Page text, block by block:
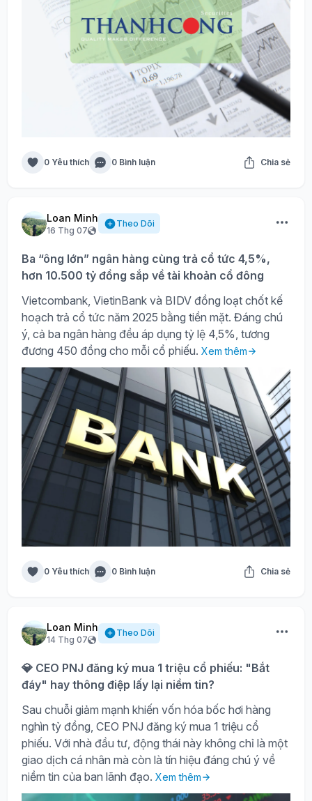
0 Yêu thích 0 Bình luận Chia sẻ
Loan Minh
16 Thg 07
Theo Dõi
Ba “ông lớn” ngân hàng cùng trả cổ tức 4,5%,
hơn 10.500 tỷ đồng sắp về tài khoản cổ đông
Vietcombank, VietinBank và BIDV đồng loạt chốt kế
hoạch trả cổ tức năm 2025 bằng tiền mặt. Đáng chú
ý, cả ba ngân hàng đều áp dụng tỷ lệ 4,5%, tương
đương 450 đồng cho mỗi cổ phiếu. Xem thêm
0 Yêu thích 0 Bình luận Chia sẻ
Loan Minh
14 Thg 07
Theo Dõi
💎 CEO PNJ đăng ký mua 1 triệu cổ phiếu: "Bắt
đáy" hay thông điệp lấy lại niềm tin?
Sau chuỗi giảm mạnh khiến vốn hóa bốc hơi hàng
nghìn tỷ đồng, CEO PNJ đăng ký mua 1 triệu cổ
phiếu. Với nhà đầu tư, động thái này không chỉ là một
giao dịch cá nhân mà còn là tín hiệu đáng chú ý về
niềm tin của ban lãnh đạo. Xem thêm